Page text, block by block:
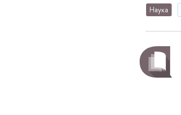
Наука